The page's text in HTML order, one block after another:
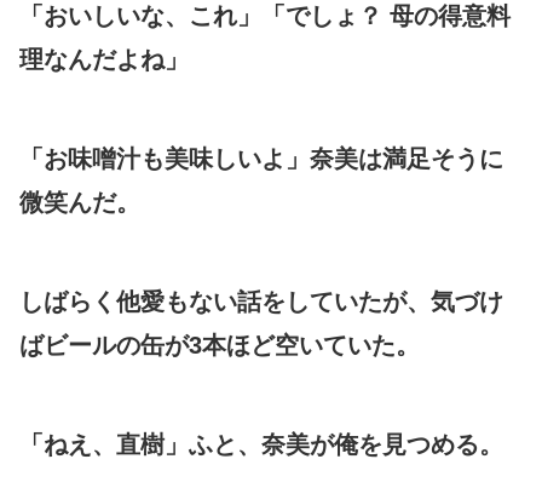
「おいしいな、これ」「でしょ？ 母の得意料
理なんだよね」
「お味噌汁も美味しいよ」奈美は満足そうに
微笑んだ。
しばらく他愛もない話をしていたが、気づけ
ばビールの缶が3本ほど空いていた。
「ねえ、直樹」ふと、奈美が俺を見つめる。